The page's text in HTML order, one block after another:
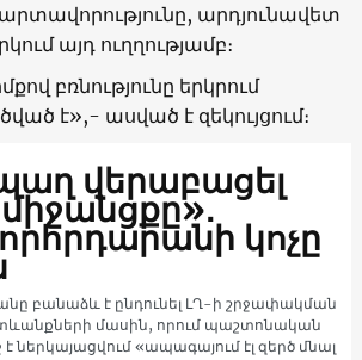
արդյունավետ
այդ ուղղությամբ։
բռնությունը երկրում
է»,- ասված է զեկույցում։
վերաբացել
կոչը
բանաձև է ընդունել ԼՂ-ի շրջափակման
մասին, որում պաշտոնական
ներկայացվում «ապագայում էլ զերծ մնալ